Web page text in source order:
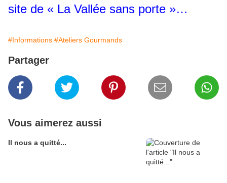
site de « La Vallée sans porte »…
#Informations #Ateliers Gourmands
Partager
Vous aimerez aussi
Il nous a quitté...